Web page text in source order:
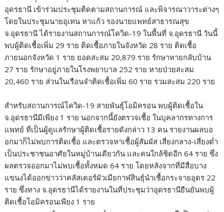
อุดรธานี เข้าร่วมประชุมติดตามสถานการณ์ และพิจารณาวาระต่างๆ
โดยในประชุมนายอุเทน หาแก้ว รองนายแพทย์สาธารณสุข
จ.อุดรธานี ได้รายงานสถานการณ์โควิด-19 ในพื้นที่ จ.อุดรธานี วันนี้
พบผู้ติดเชื้อเพิ่ม 29 ราย ติดเชื้อภายในจังหวัด 28 ราย ติดเชื้อ
ภายนอกจังหวัด 1 ราย ยอดสะสม 20,879 ราย รักษาหายกลับบ้าน
27 ราย รักษาอยู่ภายในโรงพยาบาล 252 ราย หายป่วยสะสม
20,460 ราย ส่วนในเรือนจำติดเชื้อเพิ่ม 60 ราย รวมสะสม 220 ราย
สำหรับสถานการณ์โควิด-19 สายพันธุ์โอมิครอน พบผู้ติดเชื้อใน
จ.อุดรธานีมีเพียง 1 ราย นอกจากนี้ยังตรวจเชื้อ ในบุคลากรทางการ
แพทย์ ที่เป็นผู้ดูแลรักษาผู้ติดเชื้อรายดังกล่าว 13 คน รายงานผลบอ
อกมาก็ไม่พบการติดเชื้อ และตรวจหาเชื้อผู้สัมผัส เสี่ยงกลาง-เสี่ยงต่ำ
เป็นประชาชนอาศัยในหมู่บ้านเดียวกัน และคนใกล้ชิดอีก 64 ราย ซึ่ง
ผลตรวจออกมาไม่พบเชื้อทั้งหมด 64 ราย โดยหลังจากที่มีสื่อบาง
แขนงได้ออกข่าวว่าคลัสเตอร์ผัวเมียกาฬสินธุ์นำเชื้อกระจายอุดร 22
ราย ซึ่งทาง จ.อุดรธานีได้รายงานในที่ประชุมว่าอุดรธานียืนยันพบผู้
ติดเชื้อโอมิครอนเพียง 1 ราย